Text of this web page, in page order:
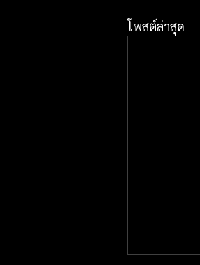
โพสต์ล่าสุด